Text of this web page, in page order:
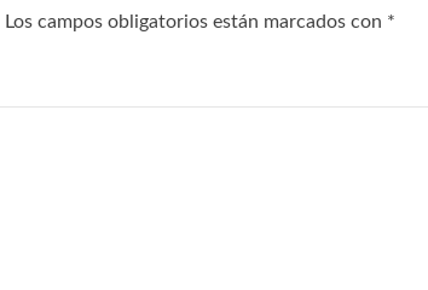
Los campos obligatorios están marcados con *